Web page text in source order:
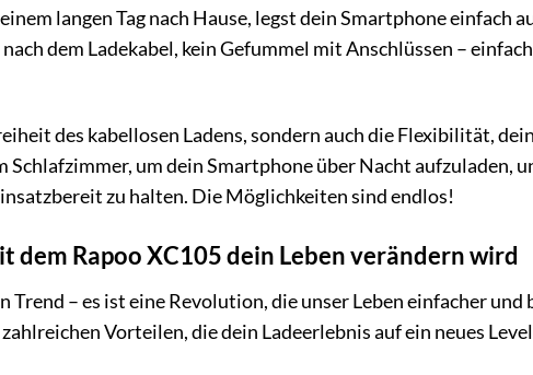
langen Tag nach Hause, legst dein Smartphone einfach
dem Ladekabel, kein Gefummel mit Anschlüssen –
des kabellosen Ladens, sondern auch die Flexibilität,
Schlafzimmer, um dein Smartphone über Nacht aufzuladen,
zu halten. Die Möglichkeiten sind endlos!
dem Rapoo XC105 dein Leben verändern wird
Trend – es ist eine Revolution, die unser Leben einfacher
Vorteilen, die dein Ladeerlebnis auf ein neues